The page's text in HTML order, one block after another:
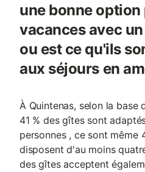
une bonne
vacances avec
ou est ce qu'ils
aux séjours en
À Quintenas, selon la base
41 % des gîtes sont
personnes , ce sont même
disposent d'au moins
des gîtes acceptent